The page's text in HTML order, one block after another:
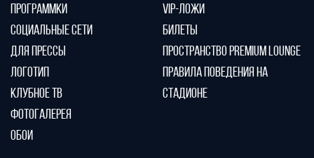
ПРОГРАММКИ
СОЦИАЛЬНЫЕ СЕТИ
ДЛЯ ПРЕССЫ
ЛОГОТИП
КЛУБНОЕ ТВ
ФОТОГАЛЕРЕЯ
ОБОИ
VIP-ЛОЖИ
БИЛЕТЫ
ПРОСТРАНСТВО PREMIUM LOUNGE
ПРАВИЛА ПОВЕДЕНИЯ НА
СТАДИОНЕ